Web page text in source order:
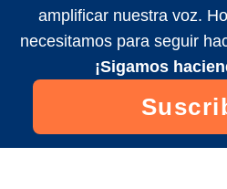
amplificar nuestra voz.
necesitamos para seguir
¡Sigamos